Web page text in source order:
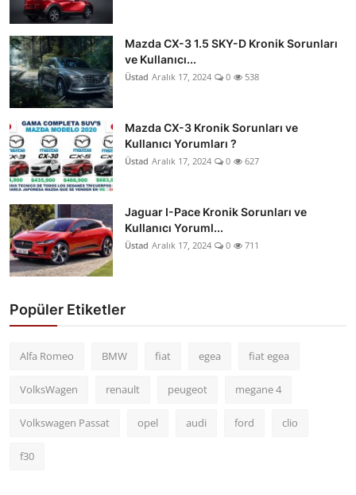
Mazda CX-3 1.5 SKY-D Kronik Sorunları
ve Kullanıcı...
Üstad Aralık 17, 2024 0 538
Mazda CX-3 Kronik Sorunları ve
Kullanıcı Yorumları ?
Üstad Aralık 17, 2024 0 627
Jaguar I-Pace Kronik Sorunları ve
Kullanıcı Yoruml...
Üstad Aralık 17, 2024 0 711
Popüler Etiketler
Alfa Romeo BMW fiat egea fiat egea
VolksWagen renault peugeot megane 4
Volkswagen Passat opel audi ford clio
f30